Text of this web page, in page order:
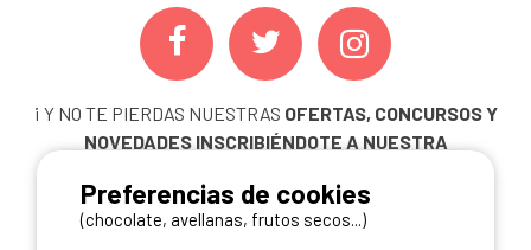
¡ Y NO TE PIERDAS NUESTRAS OFERTAS, CONCURSOS Y
NOVEDADES INSCRIBIÉNDOTE A NUESTRA
ME INSCRIBO
Preferencias de cookies
(chocolate, avellanas, frutos secos...)